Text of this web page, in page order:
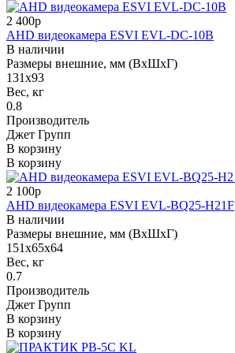
2 400р
AHD видеокамера ESVI EVL-DC-10B
В наличии
Размеры внешние, мм (ВхШхГ)
131х93
Вес, кг
0.8
Производитель
Джет Групп
В корзину
В корзину
2 100р
AHD видеокамера ESVI EVL-BQ25-H21F
В наличии
Размеры внешние, мм (ВхШхГ)
151x65x64
Вес, кг
0.7
Производитель
Джет Групп
В корзину
В корзину